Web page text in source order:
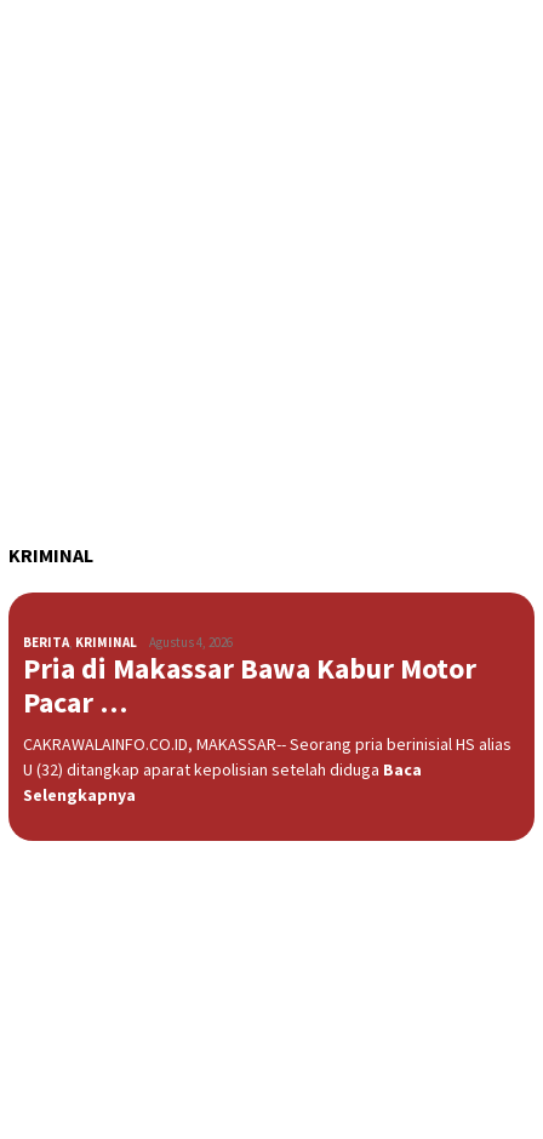
KRIMINAL
BERITA, KRIMINAL Agustus 4, 2026
Pria di Makassar Bawa Kabur Motor
Pacar …
CAKRAWALAINFO.CO.ID, MAKASSAR-- Seorang pria berinisial HS alias
U (32) ditangkap aparat kepolisian setelah diduga Baca
Selengkapnya